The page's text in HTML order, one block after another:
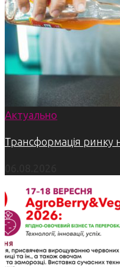
Актуально
Трансформація ринку